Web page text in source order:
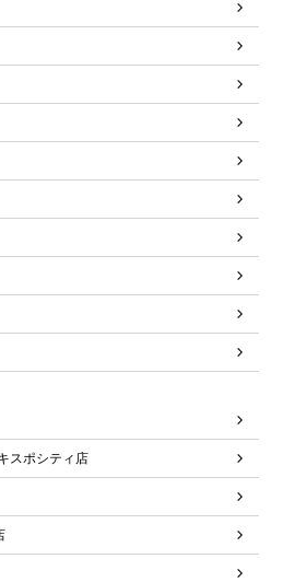
スポシティ店